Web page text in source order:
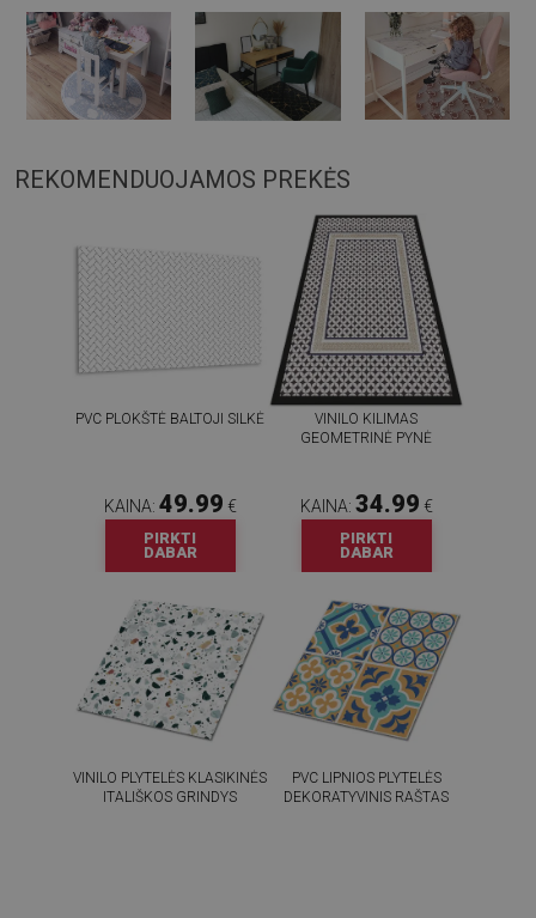
REKOMENDUOJAMOS PREKĖS
PVC PLOKŠTĖ BALTOJI SILKĖ
KAINA: 49.99 €
PIRKTI
DABAR
VINILO KILIMAS
GEOMETRINĖ PYNĖ
KAINA: 34.99 €
PIRKTI
DABAR
VINILO PLYTELĖS KLASIKINĖS
ITALIŠKOS GRINDYS
PVC LIPNIOS PLYTELĖS
DEKORATYVINIS RAŠTAS